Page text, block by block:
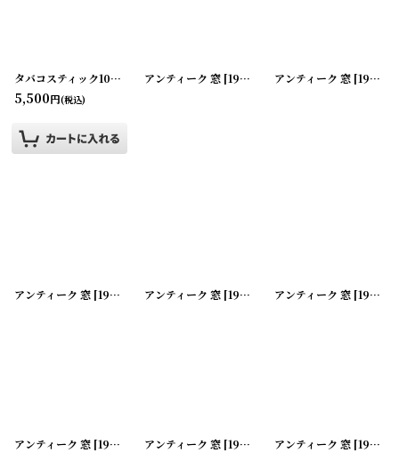
タバコスティック10本SET [180210-01]
5,500円(税込)
アンティーク 窓 [191113-01 ]アンティーク 窓 [191113-02
アンティーク 窓 [191113-03 ]
アンティーク 窓 [191113-04 ]
アンティーク 窓 [191113-05
アンティーク 窓 [191113-06 ]
アンティーク 窓 [191113-07 ]
アンティーク 窓 [191113-08